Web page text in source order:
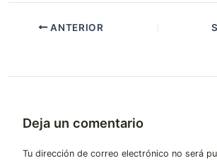
ANTERIOR
Deja un comentario
Tu dirección de correo electrónico no será